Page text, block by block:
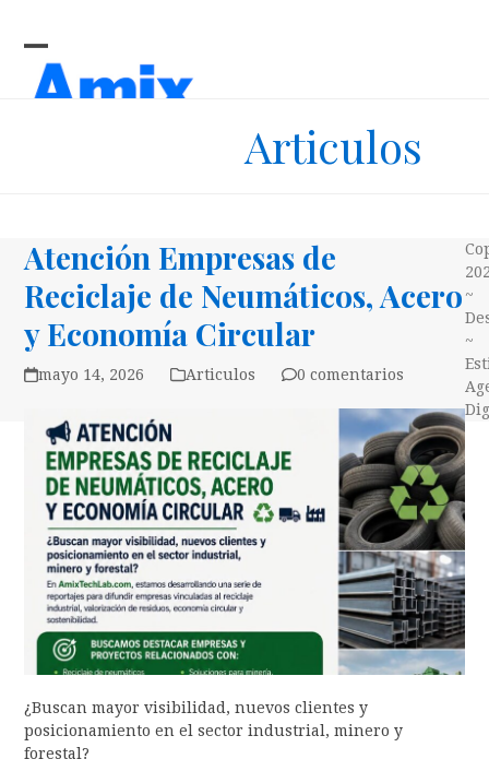
Open
mobile
Close
mobile
Articulos
Atención Empresas de
Reciclaje de Neumáticos, Acero
y Economía Circular
mayo 14, 2026 Articulos 0 comentarios
¿Buscan mayor visibilidad, nuevos clientes y
posicionamiento en el sector industrial, minero y
forestal?
~
~